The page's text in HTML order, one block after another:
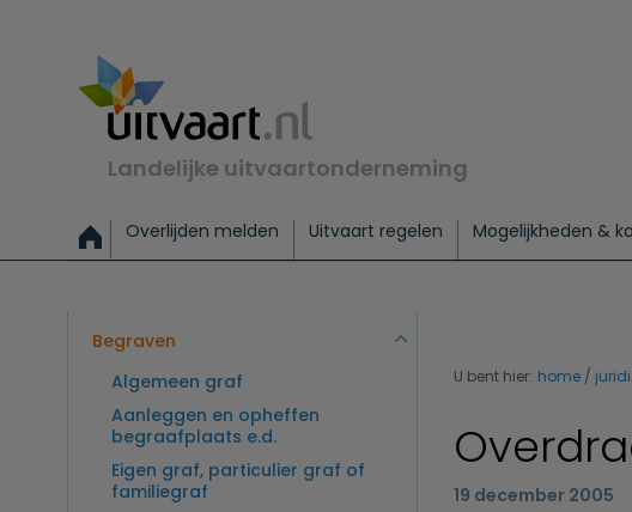
Landelijke uitvaartonderneming
Overlijden melden Uitvaart regelen Mogelijkheden &
Exclusieve uitvaart Begrafenis Basis
Begraven
Algemeen graf
Aanleggen en opheffen
begraafplaats e.d.
Eigen graf, particulier graf of
familiegraf
U bent hier: home
19 december 2005